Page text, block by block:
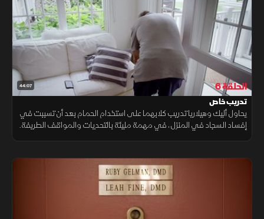
44:07 الحلقة 6
تدريب خاص
يحاول أليك وهيلاريا تدريب كلابهما على استخدام الحمام بعد أن تسببت في
إفساد السجاد في المنزل، في مهمة مليئة بالتحديات والمواقف الطريفة.